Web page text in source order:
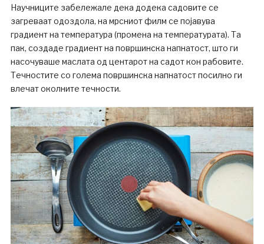
Научниците забележале дека додека садовите се
загреваат одоздола, на мрсниот филм се појавува
градиент на температура (промена на температурата). Та
пак, создаде градиент на површинска напнатост, што ги
насочуваше маслата од центарот на садот кон рабовите.
Течностите со голема површинска напнатост посилно ги
влечат околните течности.